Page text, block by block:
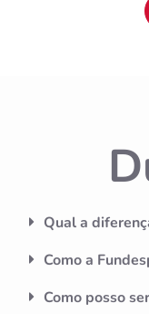
Qual a
Como a
Como posso